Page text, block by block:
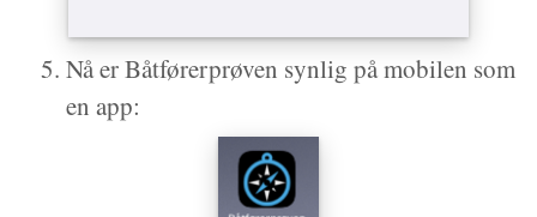
Nå er Båtførerprøven synlig på mobilen som
en app: